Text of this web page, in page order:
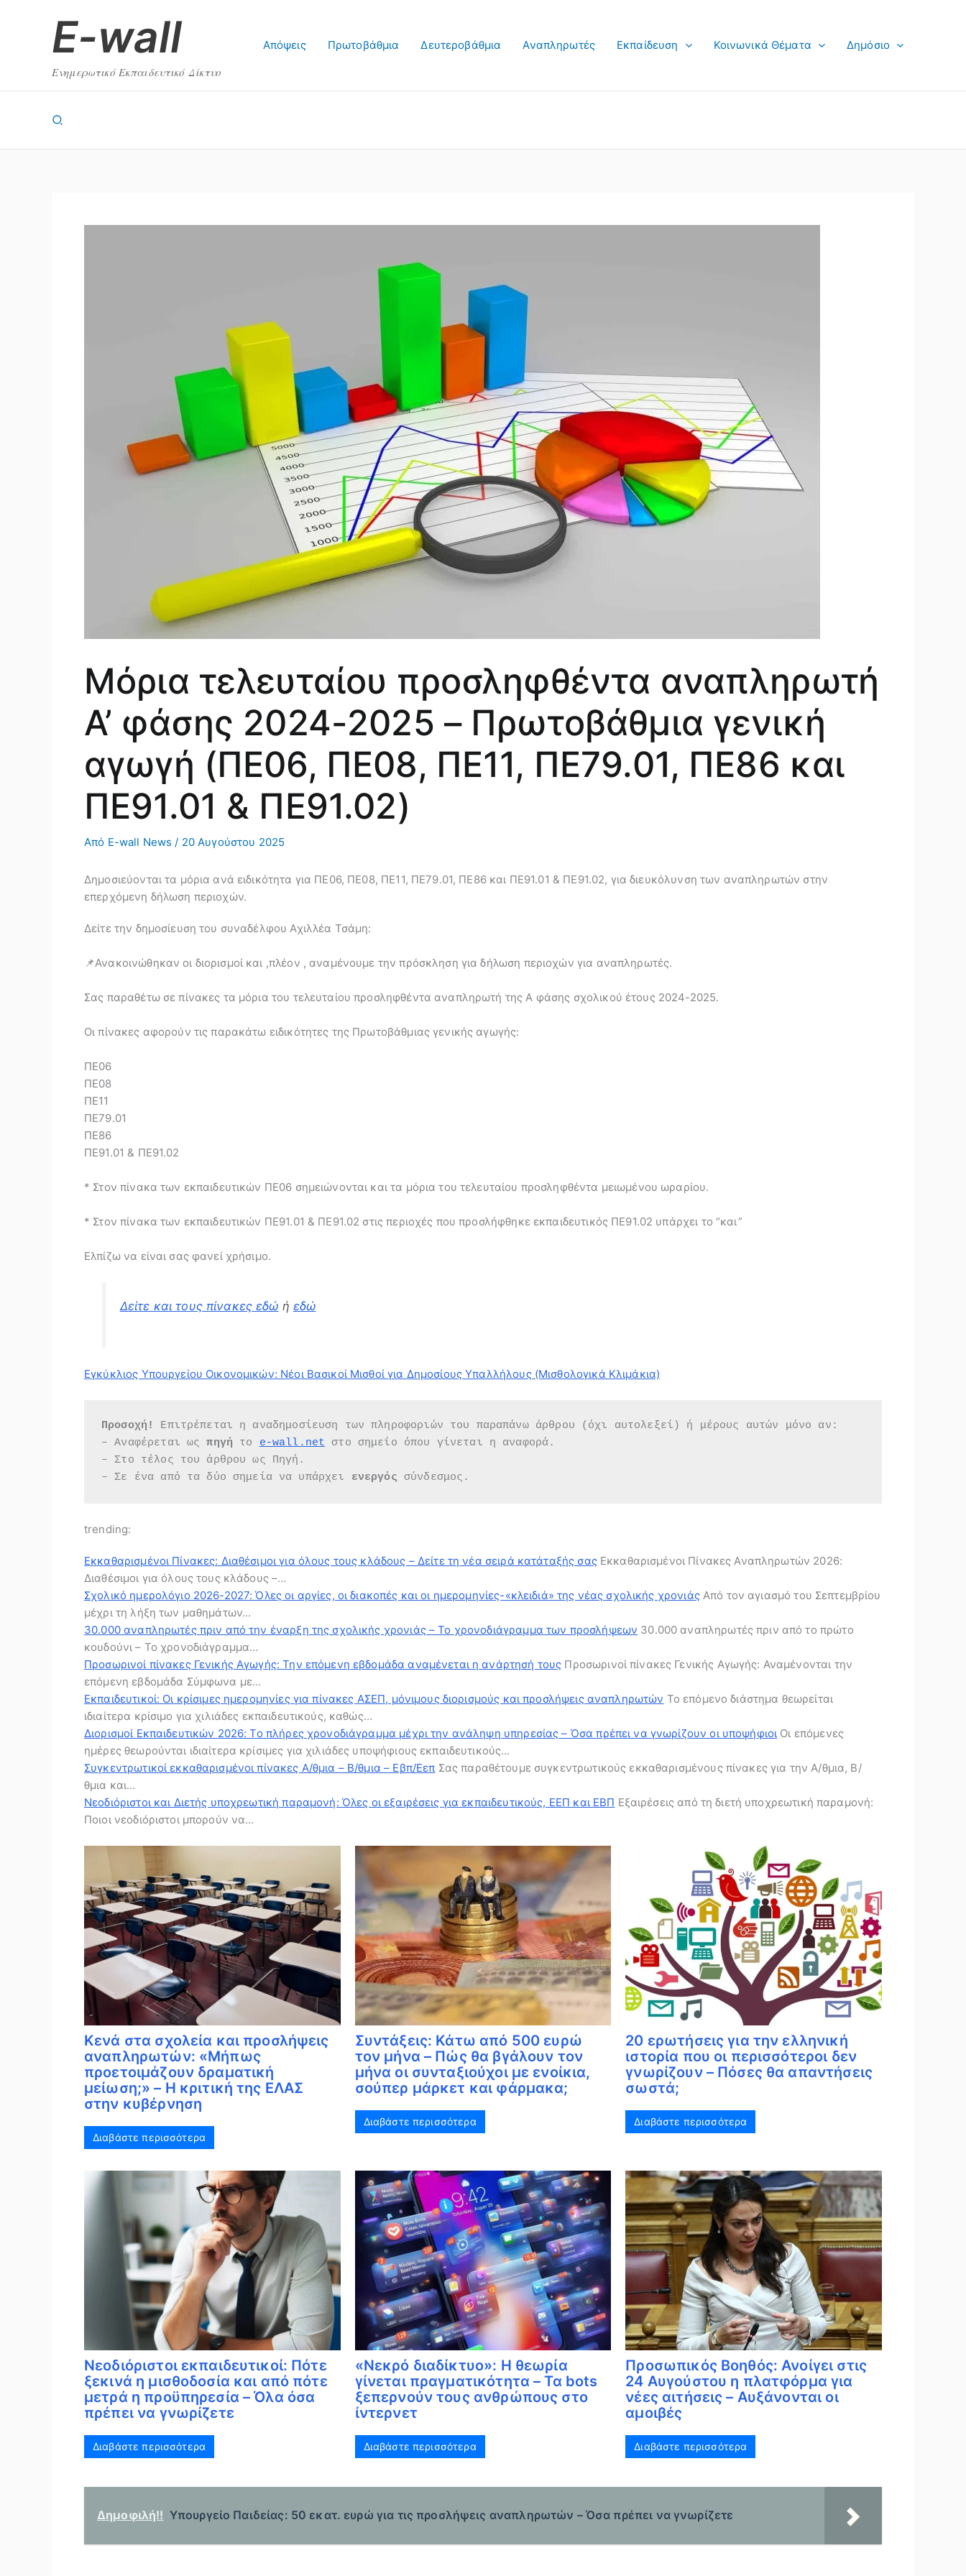
περιεχόμενοE-wall
Ενημερωτικό Εκπαιδευτικό Δίκτυο
Απόψεις Πρωτοβάθμια Δευτεροβάθμια Αναπληρωτές Εκπαίδευση Κοινωνικά Θέματα Δημόσιο
Αναζήτηση
Μόρια τελευταίου προσληφθέντα αναπληρωτή
Α’ φάσης 2024-2025 – Πρωτοβάθμια γενική
αγωγή (ΠΕ06, ΠΕ08, ΠΕ11, ΠΕ79.01, ΠΕ86 και
ΠΕ91.01 & ΠΕ91.02)
Από E-wall News/ 20 Αυγούστου 2025
Δημοσιεύονται τα μόρια ανά ειδικότητα για ΠΕ06, ΠΕ08, ΠΕ11, ΠΕ79.01, ΠΕ86 και ΠΕ91.01 & ΠΕ91.02, για διευκόλυνση των αναπληρωτών στην
επερχόμενη δήλωση περιοχών.
Δείτε την δημοσίευση του συναδέλφου Αχιλλέα Τσάμη:
📌Ανακοινώθηκαν οι διορισμοί και ,πλέον , αναμένουμε την πρόσκληση για δήλωση περιοχών για αναπληρωτές.
Σας παραθέτω σε πίνακες τα μόρια του τελευταίου προσληφθέντα αναπληρωτή της Α φάσης σχολικού έτους 2024-2025.
Οι πίνακες αφορούν τις παρακάτω ειδικότητες της Πρωτοβάθμιας γενικής αγωγής:
ΠΕ06
ΠΕ08
ΠΕ11
ΠΕ79.01
ΠΕ86
ΠΕ91.01 & ΠΕ91.02
* Στον πίνακα των εκπαιδευτικών ΠΕ06 σημειώνονται και τα μόρια του τελευταίου προσληφθέντα μειωμένου ωραρίου.
* Στον πίνακα των εκπαιδευτικών ΠΕ91.01 & ΠΕ91.02 στις περιοχές που προσλήφθηκε εκπαιδευτικός ΠΕ91.02 υπάρχει το “και”
Ελπίζω να είναι σας φανεί χρήσιμο.
Δείτε και τους πίνακες εδώ ήεδώ
Εγκύκλιος Υπουργείου Οικονομικών: Νέοι Βασικοί Μισθοί για Δημοσίους Υπαλλήλους (Μισθολογικά Κλιμάκια)
Προσοχή!
Επιτρέπεται η αναδημοσίευση των πληροφοριών του παραπάνω άρθρου (όχι αυτολεξεί) ή μέρους αυτών μόνο αν:
– Αναφέρεται ως πηγή το e-wall.net στο σημείο όπου γίνεται η αναφορά.
– Στο τέλος του άρθρου ως Πηγή.
– Σε ένα από τα δύο σημεία να υπάρχει ενεργός σύνδεσμος.
trending:
Εκκαθαρισμένοι Πίνακες: Διαθέσιμοι για όλους τους κλάδους – Δείτε τη νέα σειρά κατάταξής σαςΕκκαθαρισμένοι Πίνακες Αναπληρωτών 2026:
Διαθέσιμοι για όλους τους κλάδους –…
Σχολικό ημερολόγιο 2026-2027: Όλες οι αργίες, οι διακοπές και οι ημερομηνίες-«κλειδιά» της νέας σχολικής χρονιάςΑπό τον αγιασμό του Σεπτεμβρίου
μέχρι τη λήξη των μαθημάτων…
30.000 αναπληρωτές πριν από την έναρξη της σχολικής χρονιάς – Το χρονοδιάγραμμα των προσλήψεων 30.000 αναπληρωτές πριν από το πρώτο
κουδούνι – Το χρονοδιάγραμμα…
Προσωρινοί πίνακες Γενικής Αγωγής: Την επόμενη εβδομάδα αναμένεται η ανάρτησή τους Προσωρινοί πίνακες Γενικής Αγωγής: Αναμένονται την
επόμενη εβδομάδα Σύμφωνα με…
Εκπαιδευτικοί: Οι κρίσιμες ημερομηνίες για πίνακες ΑΣΕΠ, μόνιμους διορισμούς και προσλήψεις αναπληρωτών Το επόμενο διάστημα θεωρείται
ιδιαίτερα κρίσιμο για χιλιάδες εκπαιδευτικούς, καθώς…
Διορισμοί Εκπαιδευτικών 2026: Το πλήρες χρονοδιάγραμμα μέχρι την ανάληψη υπηρεσίας – Όσα πρέπει να γνωρίζουν οι υποψήφιοι Οι επόμενες
ημέρες θεωρούνται ιδιαίτερα κρίσιμες για χιλιάδες υποψήφιους εκπαιδευτικούς…
Συγκεντρωτικοί εκκαθαρισμένοι πίνακες Α/θμια – Β/θμια – Εβπ/Εεπ Σας παραθέτουμε συγκεντρωτικούς εκκαθαρισμένους πίνακες για την Α/θμια, Β/
θμια και…
Νεοδιόριστοι και Διετής υποχρεωτική παραμονή: Όλες οι εξαιρέσεις για εκπαιδευτικούς, ΕΕΠ και ΕΒΠ Εξαιρέσεις από τη διετή υποχρεωτική παραμονή:
Ποιοι νεοδιόριστοι μπορούν να…
Κενά στα σχολεία και προσλήψεις
αναπληρωτών: «Μήπως
προετοιμάζουν δραματική
μείωση;» – Η κριτική της ΕΛΑΣ
στην κυβέρνηση
Διαβάστε περισσότερα
Συντάξεις: Κάτω από 500 ευρώ
τον μήνα – Πώς θα βγάλουν τον
μήνα οι συνταξιούχοι με ενοίκια,
σούπερ μάρκετ και φάρμακα;
Διαβάστε περισσότερα
20 ερωτήσεις για την ελληνική
ιστορία που οι περισσότεροι δεν
γνωρίζουν – Πόσες θα απαντήσεις
σωστά;
Διαβάστε περισσότερα
Νεοδιόριστοι εκπαιδευτικοί: Πότε
ξεκινά η μισθοδοσία και από πότε
μετρά η προϋπηρεσία – Όλα όσα
πρέπει να γνωρίζετε
Διαβάστε περισσότερα
«Νεκρό διαδίκτυο»: Η θεωρία
γίνεται πραγματικότητα – Τα bots
ξεπερνούν τους ανθρώπους στο
ίντερνετ
Διαβάστε περισσότερα
Προσωπικός Βοηθός: Ανοίγει στις
24 Αυγούστου η πλατφόρμα για
νέες αιτήσεις – Αυξάνονται οι
αμοιβές
Διαβάστε περισσότερα
Δημοφιλή!! Υπουργείο Παιδείας: 50 εκατ. ευρώ για τις προσλήψεις αναπληρωτών – Όσα πρέπει να γνωρίζετε